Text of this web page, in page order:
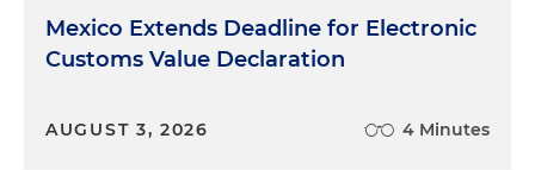
Mexico Extends Deadline for Electronic
Customs Value Declaration
AUGUST 3, 2026 4 Minutes